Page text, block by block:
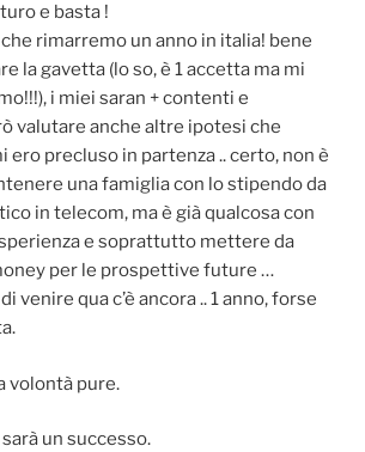
e basta !
rimarremo un anno in italia! bene
la gavetta (lo so, è 1 accetta ma mi
i miei saran + contenti e
valutare anche altre ipotesi che
ero precluso in partenza .. certo, non è
una famiglia con lo stipendo da
in telecom, ma è già qualcosa con
e soprattutto mettere da
per le prospettive future …
venire qua c’è ancora .. 1 anno, forse
volontà pure.
un successo.